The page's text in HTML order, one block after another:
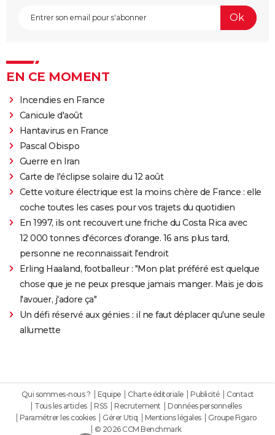
EN CE MOMENT
Incendies en France
Canicule d'août
Hantavirus en France
Pascal Obispo
Guerre en Iran
Carte de l'éclipse solaire du 12 août
Cette voiture électrique est la moins chère de France : elle
coche toutes les cases pour vos trajets du quotidien
En 1997, ils ont recouvert une friche du Costa Rica avec
12 000 tonnes d'écorces d'orange. 16 ans plus tard,
personne ne reconnaissait l'endroit
Erling Haaland, footballeur : "Mon plat préféré est quelque
chose que je ne peux presque jamais manger. Mais je dois
l'avouer, j'adore ça"
Un défi réservé aux génies : il ne faut déplacer qu'une seule
allumette
Qui sommes-nous ? Equipe Charte éditoriale Publicité
Contact
Tous les articles
RSS Recrutement
Données personnelles
Paramétrer les cookies
Gérer Utiq Mentions légales
Groupe Figaro
© 2026 CCM Benchmark